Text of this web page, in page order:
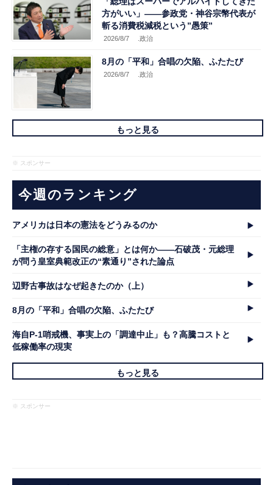
方がいい」――参政党・神谷宗幣代表が
斬る消費税減税という”愚策”
2026/8/7 .政治
8月の「平和」合唱の欠陥、ふたたび
2026/8/7 .政治
もっと見る
※ スポンサー
今週のランキング
アメリカは日本の憲法をどうみるのか
「主権の存する国民の総意」とは何か――石破茂・元総理
が問う皇室典範改正の“素通り”された論点
辺野古事故はなぜ起きたのか（上）
8月の「平和」合唱の欠陥、ふたたび
海自P-1哨戒機、事実上の「調達中止」も？高騰コストと
低稼働率の現実
もっと見る
※ スポンサー